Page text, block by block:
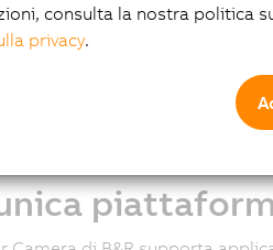
su un’unica piattaforma
integrazione consente
rendendo la visione una parte
nel sistema di controllo della
in grado di abilitare un
consulta la nostra politica
privacy.